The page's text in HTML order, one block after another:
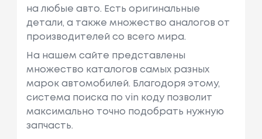
на любые авто. Есть оригинальные
детали, а также множество аналогов от
производителей со всего мира.
На нашем сайте представлены
множество каталогов самых разных
марок автомобилей. Благодоря этому,
система поиска по vin коду позволит
максимально точно подобрать нужную
запчасть.